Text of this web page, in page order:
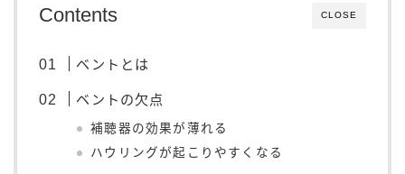
CLOSE
Contents
ベントとは
ベントの欠点
補聴器の効果が薄れる
ハウリングが起こりやすくなる